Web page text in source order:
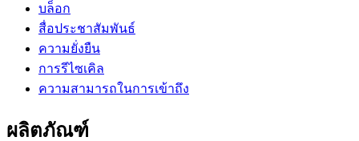
บล็อก
สื่อประชาสัมพันธ์
ความยั่งยืน
การรีไซเคิล
ความสามารถในการเข้าถึง
ผลิตภัณฑ์